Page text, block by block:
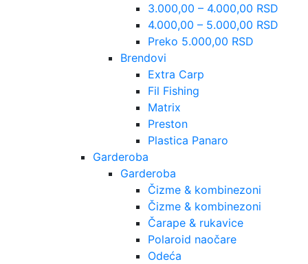
3.000,00 – 4.000,00 RSD
4.000,00 – 5.000,00 RSD
Preko 5.000,00 RSD
Brendovi
Extra Carp
Fil Fishing
Matrix
Preston
Plastica Panaro
Garderoba
Garderoba
Čizme & kombinezoni
Čizme & kombinezoni
Čarape & rukavice
Polaroid naočare
Odeća